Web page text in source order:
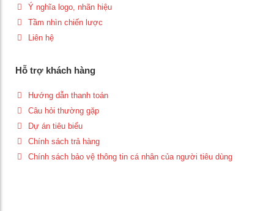
Ý nghĩa logo, nhãn hiệu
Tầm nhìn chiến lược
Liên hệ
Hỗ trợ khách hàng
Hướng dẫn thanh toán
Câu hỏi thường gặp
Dự án tiêu biểu
Chính sách trả hàng
Chính sách bảo vệ thông tin cá nhân của người tiêu dùng